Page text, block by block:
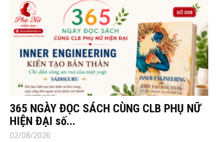
365 NGÀY ĐỌC SÁCH CÙNG CLB PHỤ NỮ
HIỆN ĐẠI số...
02/08/2026